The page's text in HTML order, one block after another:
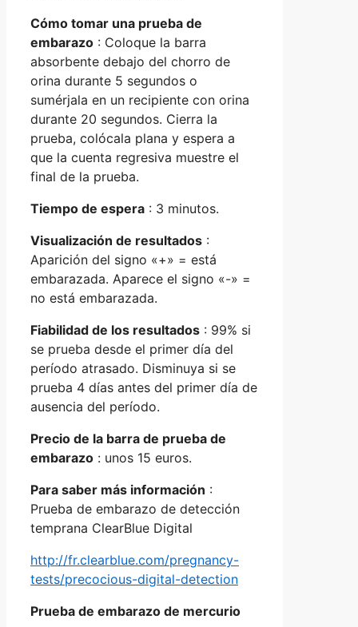
Cómo tomar una prueba de
embarazo : Coloque la barra
absorbente debajo del chorro de
orina durante 5 segundos o
sumérjala en un recipiente con orina
durante 20 segundos. Cierra la
prueba, colócala plana y espera a
que la cuenta regresiva muestre el
final de la prueba.
Tiempo de espera : 3 minutos.
Visualización de resultados :
Aparición del signo «+» = está
embarazada. Aparece el signo «-» =
no está embarazada.
Fiabilidad de los resultados : 99% si
se prueba desde el primer día del
período atrasado. Disminuya si se
prueba 4 días antes del primer día de
ausencia del período.
Precio de la barra de prueba de
embarazo : unos 15 euros.
Para saber más información :
Prueba de embarazo de detección
temprana ClearBlue Digital
http://fr.clearblue.com/pregnancy-
tests/precocious-digital-detection
Prueba de embarazo de mercurio